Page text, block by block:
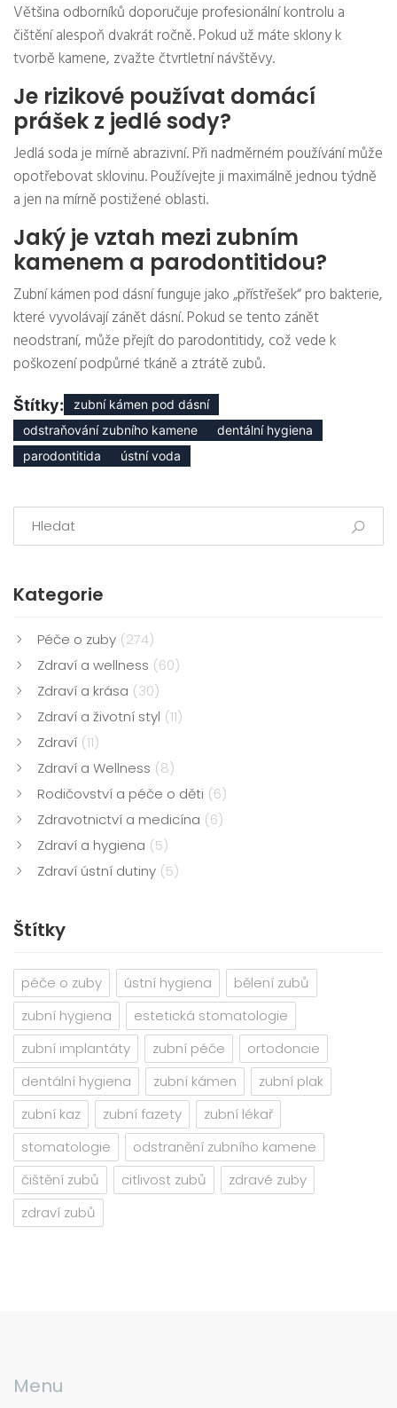
Většina odborníků doporučuje profesionální kontrolu a
čištění alespoň dvakrát ročně. Pokud už máte sklony k
tvorbě kamene, zvažte čtvrtletní návštěvy.
Je rizikové používat domácí
prášek z jedlé sody?
Jedlá soda je mírně abrazivní. Při nadměrném používání může
opotřebovat sklovinu. Používejte ji maximálně jednou týdně
a jen na mírně postižené oblasti.
Jaký je vztah mezi zubním
kamenem a parodontitidou?
Zubní kámen pod dásní funguje jako „přístřešek“ pro bakterie,
které vyvolávají zánět dásní. Pokud se tento zánět
neodstraní, může přejít do parodontitidy, což vede k
poškození podpůrné tkáně a ztrátě zubů.
Štítky:
zubní kámen pod dásní
odstraňování zubního kamene
dentální hygiena
parodontitida
ústní voda
Kategorie
Péče o zuby (274)
Zdraví a wellness (60)
Zdraví a krása (30)
Zdraví a životní styl (11)
Zdraví (11)
Zdraví a Wellness (8)
Rodičovství a péče o děti (6)
Zdravotnictví a medicína (6)
Zdraví a hygiena (5)
Zdraví ústní dutiny (5)
Štítky
péče o zuby ústní hygiena
bělení zubů
zubní hygiena
estetická stomatologie
zubní implantáty
zubní péče
ortodoncie
dentální hygiena
zubní kámen
zubní plak
zubní kaz
zubní fazety
zubní lékař
stomatologie
odstranění zubního kamene
čištění zubů
citlivost zubů
zdravé zuby
zdraví zubů
Menu